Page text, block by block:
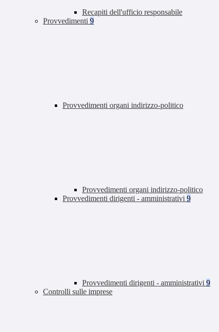
Recapiti dell'ufficio responsabile
Provvedimenti 9
Provvedimenti organi indirizzo-politico
Provvedimenti organi indirizzo-politico
Provvedimenti dirigenti - amministrativi 9
Provvedimenti dirigenti - amministrativi 9
Controlli sulle imprese